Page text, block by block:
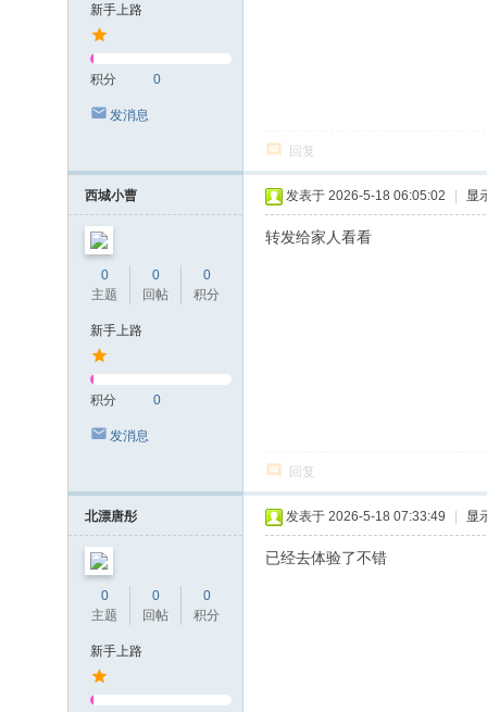
新手上路
积分 0
发消息
回复
西城小曹
0
主题
0
回帖
0
积分
新手上路
积分 0
发消息
发表于 2026-5-18 06:05:02 显
转发给家人看看
回复
北漂唐彤
0
主题
0
回帖
0
积分
新手上路
发表于 2026-5-18 07:33:49 显
已经去体验了不错